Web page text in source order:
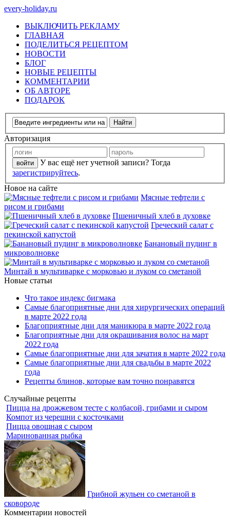
every-holiday.ru
ВЫКЛЮЧИТЬ РЕКЛАМУ
ГЛАВНАЯ
ПОДЕЛИТЬСЯ РЕЦЕПТОМ
НОВОСТИ
БЛОГ
НОВЫЕ РЕЦЕПТЫ
КОММЕНТАРИИ
ОБ АВТОРЕ
ПОДАРОК
Авторизация
У вас ещё нет учетной записи? Тогда
зарегистрируйтесь.
Новое на сайте
Мясные тефтели с
рисом и грибами
Пшеничный хлеб в духовке
Греческий салат с
пекинской капустой
Банановый пудинг в
микроволновке
Минтай в мультиварке с морковью и луком со сметаной
Новые статьи
Что такое индекс бигмака
Самые благоприятные дни для хирургических операций
в марте 2022 года
Благоприятные дни для маникюра в марте 2022 года
Благоприятные дни для окрашивания волос на март
2022 года
Самые благоприятные дни для зачатия в марте 2022 года
Самые благоприятные дни для свадьбы в марте 2022
года
Рецепты блинов, которые вам точно понравятся
Случайные рецепты
Пицца на дрожжевом тесте с колбасой, грибами и сыром
Компот из черешни с косточками
Пицца овощная с сыром
Маринованная рыбка
Грибной жульен со сметаной в
сковороде
Комментарии новостей